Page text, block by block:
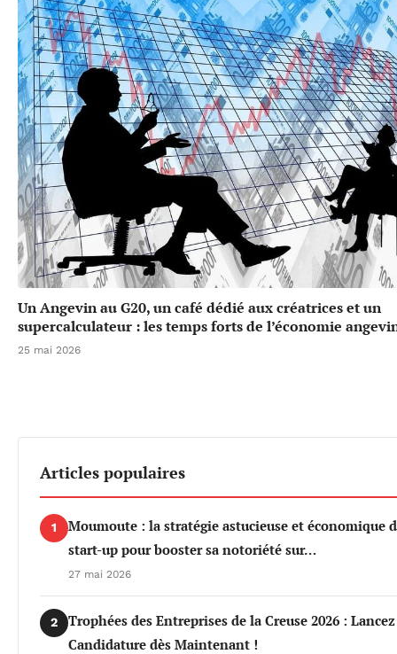
Un Angevin au G20, un café dédié aux créatrices et un
supercalculateur : les temps forts de l’économie
25 mai 2026
Articles populaires
1
Moumoute : la stratégie astucieuse et économique
start-up pour booster sa notoriété sur…
27 mai 2026
2
Trophées des Entreprises de la Creuse 2026 :
Candidature dès Maintenant !